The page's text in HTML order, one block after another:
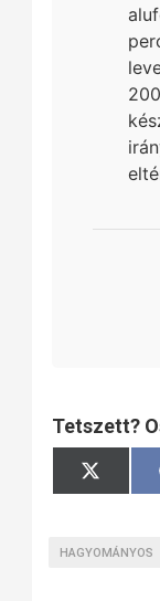
Tetszett?
Share
on
X
(Twitter)
HAGYOMÁNYOS